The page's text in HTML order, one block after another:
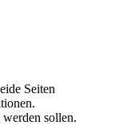
Seiten
sollen.